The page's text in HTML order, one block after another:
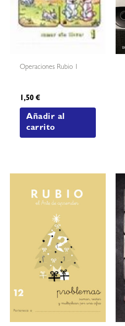
Operaciones Rubio 1
1,50€
Añadir al
carrito